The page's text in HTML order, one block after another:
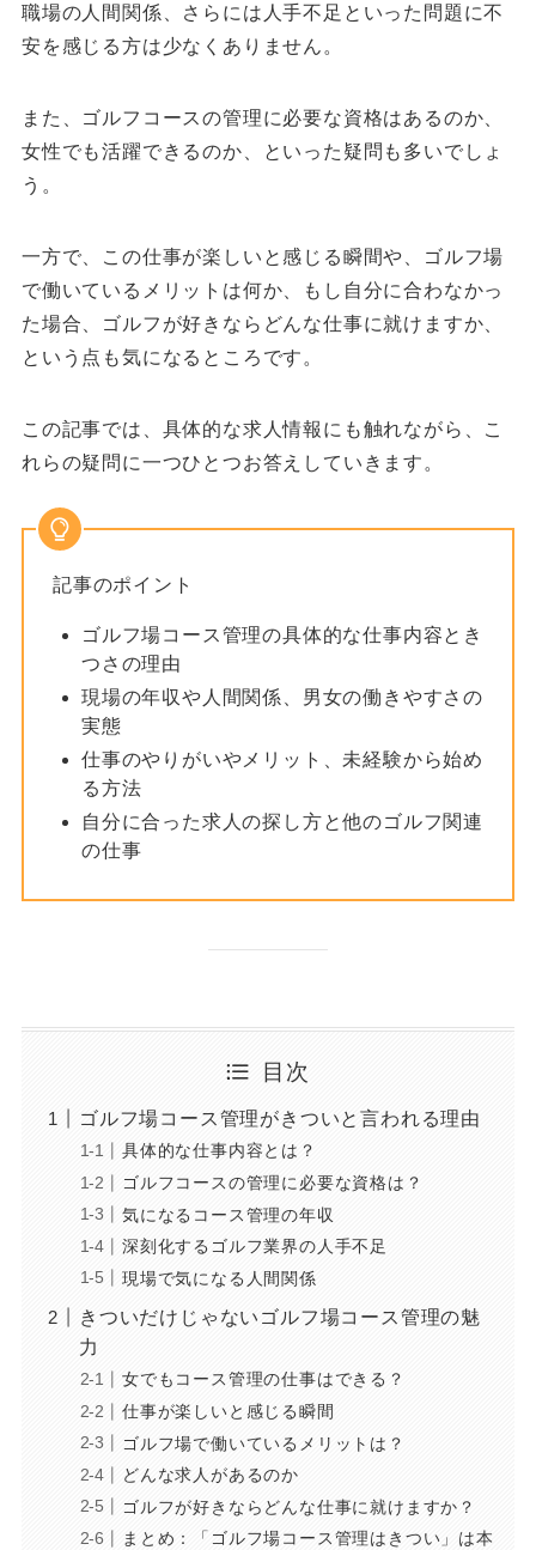
職場の人間関係、さらには人手不足といった問題に不
安を感じる方は少なくありません。
また、ゴルフコースの管理に必要な資格はあるのか、
女性でも活躍できるのか、といった疑問も多いでしょ
う。
一方で、この仕事が楽しいと感じる瞬間や、ゴルフ場
で働いているメリットは何か、もし自分に合わなかっ
た場合、ゴルフが好きならどんな仕事に就けますか、
という点も気になるところです。
この記事では、具体的な求人情報にも触れながら、こ
れらの疑問に一つひとつお答えしていきます。
記事のポイント
ゴルフ場コース管理の具体的な仕事内容とき
つさの理由
現場の年収や人間関係、男女の働きやすさの
実態
仕事のやりがいやメリット、未経験から始め
る方法
自分に合った求人の探し方と他のゴルフ関連
の仕事
目次
ゴルフ場コース管理がきついと言われる理由
具体的な仕事内容とは？
ゴルフコースの管理に必要な資格は？
気になるコース管理の年収
深刻化するゴルフ業界の人手不足
現場で気になる人間関係
きついだけじゃないゴルフ場コース管理の魅
力
女でもコース管理の仕事はできる？
仕事が楽しいと感じる瞬間
ゴルフ場で働いているメリットは？
どんな求人があるのか
ゴルフが好きならどんな仕事に就けますか？
まとめ：「ゴルフ場コース管理はきつい」は本